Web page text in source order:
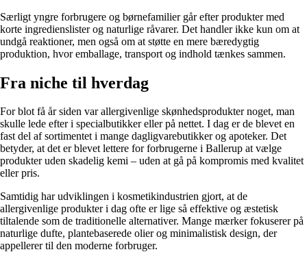
Særligt yngre forbrugere og børnefamilier går efter produkter med
korte ingredienslister og naturlige råvarer. Det handler ikke kun om at
undgå reaktioner, men også om at støtte en mere bæredygtig
produktion, hvor emballage, transport og indhold tænkes sammen.
Fra niche til hverdag
For blot få år siden var allergivenlige skønhedsprodukter noget, man
skulle lede efter i specialbutikker eller på nettet. I dag er de blevet en
fast del af sortimentet i mange dagligvarebutikker og apoteker. Det
betyder, at det er blevet lettere for forbrugerne i Ballerup at vælge
produkter uden skadelig kemi – uden at gå på kompromis med kvalitet
eller pris.
Samtidig har udviklingen i kosmetikindustrien gjort, at de
allergivenlige produkter i dag ofte er lige så effektive og æstetisk
tiltalende som de traditionelle alternativer. Mange mærker fokuserer på
naturlige dufte, plantebaserede olier og minimalistisk design, der
appellerer til den moderne forbruger.